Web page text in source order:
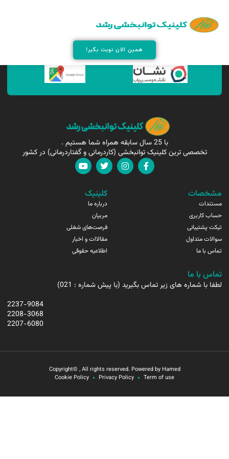
همین الان نوبت بگیر!
همین الان مارا پیدا کنید !
با 25 سال سابقه همراه شما هستیم .
تخصصی ترین کلینیک توانبخشی (کاردرمانی و گفتاردرمانی) در کشور
مشخصات
مستندات
حساب کاربری
تیکت پشتیبانی
سوالات متداول
تماس با ما
کلینیک
درباره ما
مربیان
فرصت‌های شغلی
مقالاات و اخبار
اطلاعیه حقوقی
تماس با ما
لطفا با شماره های زیر تماس بگیرید (با پیش شماره : 021)
2237-9084
2208-3068
2207-6080
Copyright© , All rights reserved. Powered by Hamed
Term of use
Privacy Policy
Cookie Policy